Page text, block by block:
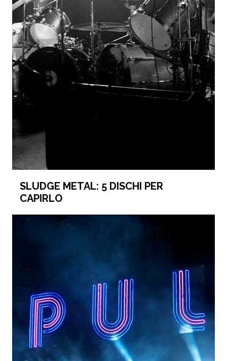
SLUDGE METAL: 5 DISCHI PER
CAPIRLO